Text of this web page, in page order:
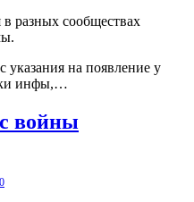
разных сообществах
указания на появление у
инфы,…
войны